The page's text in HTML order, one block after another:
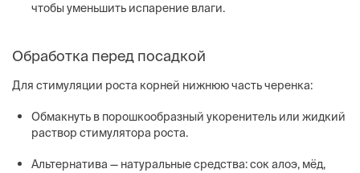
чтобы уменьшить испарение влаги.
Обработка перед посадкой
Для стимуляции роста корней нижнюю часть черенка:
Обмакнуть в порошкообразный укоренитель или жидкий
раствор стимулятора роста.
Альтернатива — натуральные средства: сок алоэ, мёд,